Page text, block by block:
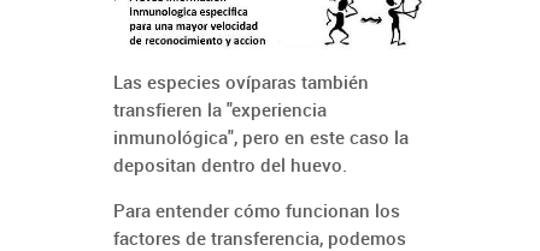
Las especies ovíparas también
transfieren la "experiencia
inmunológica", pero en este caso la
depositan dentro del huevo.
Para entender cómo funcionan los
factores de transferencia, podemos